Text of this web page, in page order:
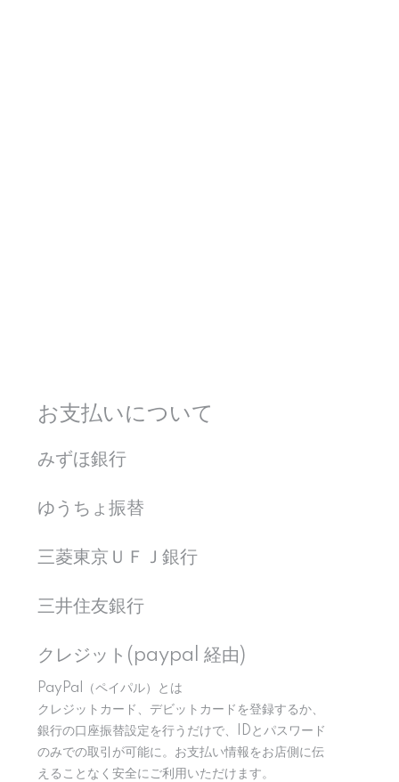
お支払いについて
みずほ銀行
ゆうちょ振替
三菱東京ＵＦＪ銀行
三井住友銀行
クレジット(paypal 経由)
PayPal（ペイパル）とは
クレジットカード、デビットカードを登録するか、
銀行の口座振替設定を行うだけで、IDとパスワード
のみでの取引が可能に。お支払い情報をお店側に伝
えることなく安全にご利用いただけます。